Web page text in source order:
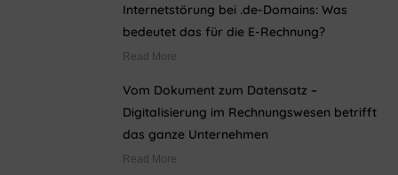
Internetstörung bei .de-Domains: Was
bedeutet das für die E-Rechnung?
Read More
Vom Dokument zum Datensatz –
Digitalisierung im Rechnungswesen betrifft
das ganze Unternehmen
Read More